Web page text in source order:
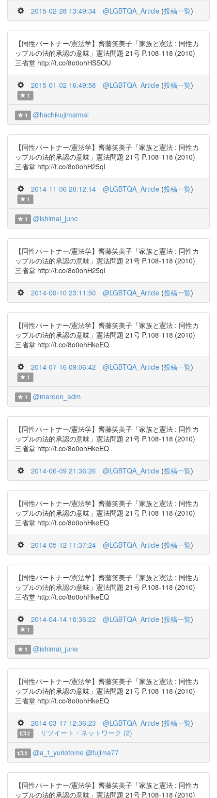
2015-02-28 13:49:34 @LGBTQA_Article (投稿一覧)
【同性パートナー/憲法学】齊藤笑美子「家族と憲法 : 同性カ
ップルの法的承認の意味」憲法問題 21号 P.108-118 (2010)
三省堂 http://t.co/8o0ohHSSOU
2015-01-02 16:49:58 @LGBTQA_Article (投稿一覧)
1
1 @hachikujimaimai
【同性パートナー/憲法学】齊藤笑美子「家族と憲法 : 同性カ
ップルの法的承認の意味」憲法問題 21号 P.108-118 (2010)
三省堂 http://t.co/8o0ohH25qI
2014-11-06 20:12:14 @LGBTQA_Article (投稿一覧)
1
1 @ishimai_june
【同性パートナー/憲法学】齊藤笑美子「家族と憲法 : 同性カ
ップルの法的承認の意味」憲法問題 21号 P.108-118 (2010)
三省堂 http://t.co/8o0ohH25qI
2014-09-10 23:11:50 @LGBTQA_Article (投稿一覧)
【同性パートナー/憲法学】齊藤笑美子「家族と憲法 : 同性カ
ップルの法的承認の意味」憲法問題 21号 P.108-118 (2010)
三省堂 http://t.co/8o0ohHkeEQ
2014-07-16 09:06:42 @LGBTQA_Article (投稿一覧)
1
1 @maroon_adm
【同性パートナー/憲法学】齊藤笑美子「家族と憲法 : 同性カ
ップルの法的承認の意味」憲法問題 21号 P.108-118 (2010)
三省堂 http://t.co/8o0ohHkeEQ
2014-06-09 21:36:26 @LGBTQA_Article (投稿一覧)
【同性パートナー/憲法学】齊藤笑美子「家族と憲法 : 同性カ
ップルの法的承認の意味」憲法問題 21号 P.108-118 (2010)
三省堂 http://t.co/8o0ohHkeEQ
2014-05-12 11:37:24 @LGBTQA_Article (投稿一覧)
【同性パートナー/憲法学】齊藤笑美子「家族と憲法 : 同性カ
ップルの法的承認の意味」憲法問題 21号 P.108-118 (2010)
三省堂 http://t.co/8o0ohHkeEQ
2014-04-14 10:36:22 @LGBTQA_Article (投稿一覧)
1
1 @ishimai_june
【同性パートナー/憲法学】齊藤笑美子「家族と憲法 : 同性カ
ップルの法的承認の意味」憲法問題 21号 P.108-118 (2010)
三省堂 http://t.co/8o0ohHkeEQ
2014-03-17 12:36:23 @LGBTQA_Article (投稿一覧)
2 リツイート・ネットワーク (2)
2 @a_t_yuriotome @fujima77
【同性パートナー/憲法学】齊藤笑美子「家族と憲法 : 同性カ
ップルの法的承認の意味」憲法問題 21号 P.108-118 (2010)